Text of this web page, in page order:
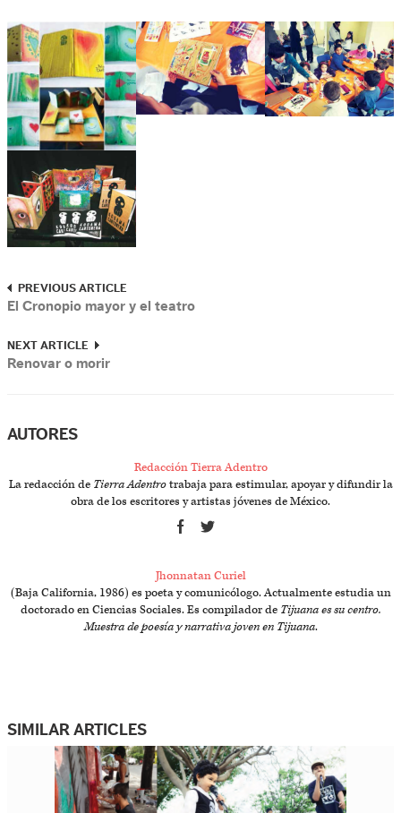
PREVIOUS ARTICLE
El Cronopio mayor y el teatro
NEXT ARTICLE
Renovar o morir
AUTORES
Redacción Tierra Adentro
La redacción de Tierra Adentrotrabaja para estimular, apoyar y difundir la
obra de los escritores y artistas jóvenes de México.
Jhonnatan Curiel
(Baja California, 1986) es poeta y comunicólogo. Actualmente estudia un
doctorado en Ciencias Sociales. Es compilador de Tijuana es su centro.
Muestra de poesía y narrativa joven en Tijuana.
SIMILAR ARTICLES